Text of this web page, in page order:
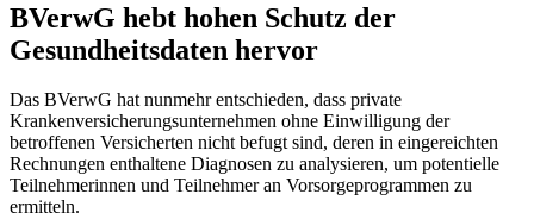
BVerwG hebt hohen Schutz der
Gesundheitsdaten hervor
Das BVerwG hat nunmehr entschieden, dass private
Krankenversicherungsunternehmen ohne Einwilligung der
betroffenen Versicherten nicht befugt sind, deren in eingereichten
Rechnungen enthaltene Diagnosen zu analysieren, um potentielle
Teilnehmerinnen und Teilnehmer an Vorsorgeprogrammen zu
ermitteln.